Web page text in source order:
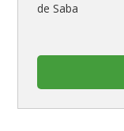
de Saba